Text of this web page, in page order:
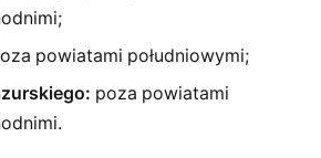
powiatami południowymi;
poza powiatami